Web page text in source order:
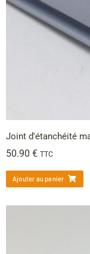
Joint d'étanchéité
50.90 € TTC
Ajouter au panier